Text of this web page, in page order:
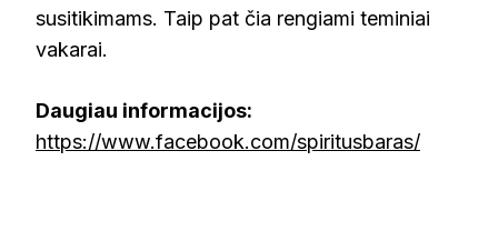
susitikimams. Taip pat čia rengiami teminiai
vakarai.
Daugiau informacijos:
https://www.facebook.com/spiritusbaras/